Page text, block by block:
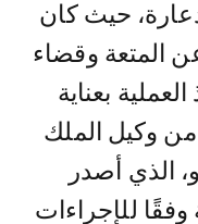
حيث كان
المتعة وقضاء
بعناية
وكيل الملك
الذي أصدر
وفقًا للإجراءات